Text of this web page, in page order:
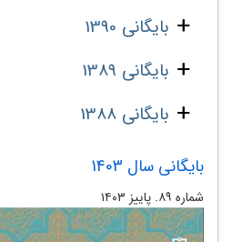
بایگانی 1390
بایگانی 1389
بایگانی 1388
بایگانی سال 1403
شماره ۸۹. پاییز ۱۴۰۳